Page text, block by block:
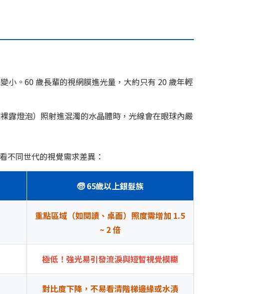
小。60 歲長輩的視網膜進光量，大約只有 20 歲年輕
露燈泡）照射進混濁的水晶體時，光線會在眼球內嚴
不同世代的視覺需求差異：
🧓 65歲以上銀髮族
重點區域（如閱讀、桌面）照度需增加 1.5
~ 2 倍
極低！強光易引發流淚與短暫視覺模糊
對比度下降，不易看清階梯邊緣或水漬